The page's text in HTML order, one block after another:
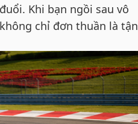
Khi bạn ngồi sau vô
chỉ đơn thuần là tận